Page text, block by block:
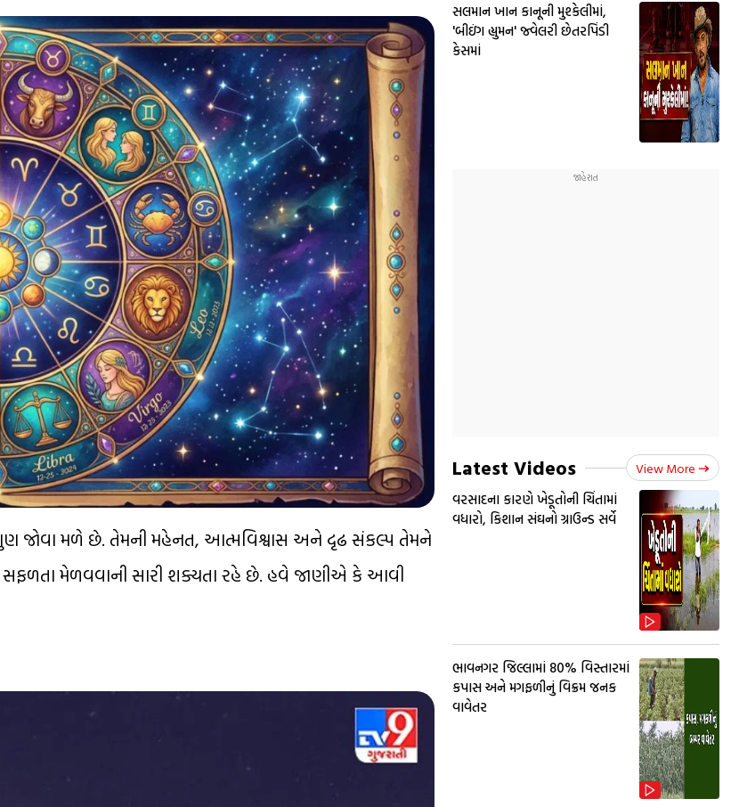
ગુણ જોવા મળે છે. તેમની મહેનત, આત્મવિશ્વાસ અને દૃઢ સંકલ્પ તેમને
મેળવવાની સારી શક્યતા રહે છે. હવે જાણીએ કે આવી
સલમાન ખાન કાનૂની મુશ્કેલીમાં,
'બીઇંગ હ્યુમન' જ્વેલરી છેતરપિંડી
કેસમાં
Latest Videos View More
વરસાદના કારણે ખેડૂતોની ચિંતામાં
વધારો, કિશાન સંઘનો ગ્રાઉન્ડ સર્વે
ભાવનગર જિલ્લામાં 80% વિસ્તારમાં
કપાસ અને મગફળીનું વિક્રમ જનક
વાવેતર